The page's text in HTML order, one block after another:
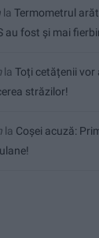
la Termometrul
au fost și mai
la Toți cetățenii vor
străzilor!
la Coșei acuză: